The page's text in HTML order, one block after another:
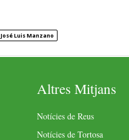
José Luis Manzano
Altres Mitjans
Notícies de Reus
Notícies de Tortosa